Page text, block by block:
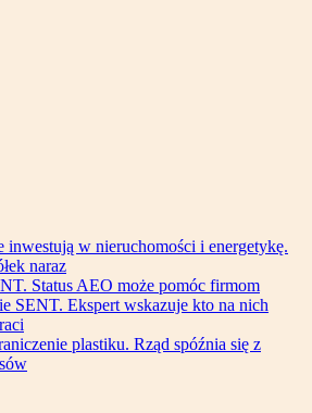
inwestują w nieruchomości i energetykę.
naraz
Status AEO może pomóc firmom
SENT. Ekspert wskazuje kto na nich
plastiku. Rząd spóźnia się z